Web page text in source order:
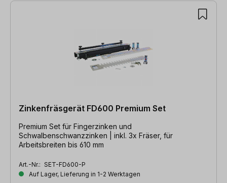
Zinkenfräsgerät FD600 Premium Set
Premium Set für Fingerzinken und
Schwalbenschwanzzinken | inkl. 3x Fräser, für
Arbeitsbreiten bis 610 mm
Art.-Nr.: SET-FD600-P
Auf Lager, Lieferung in 1-2 Werktagen